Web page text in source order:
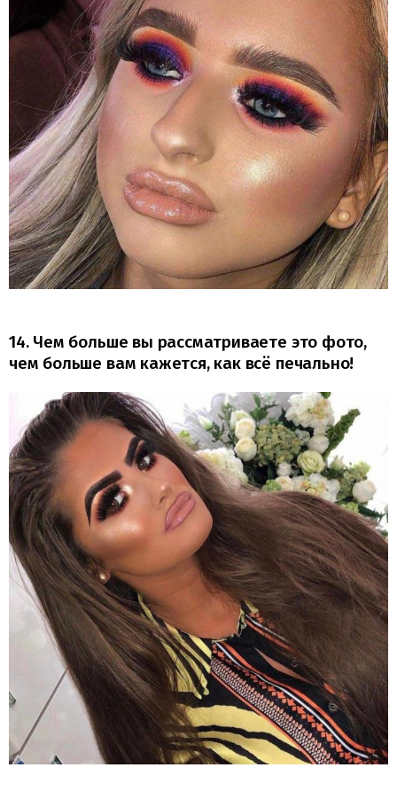
14. Чем больше вы рассматриваете это фото,
чем больше вам кажется, как всё печально!